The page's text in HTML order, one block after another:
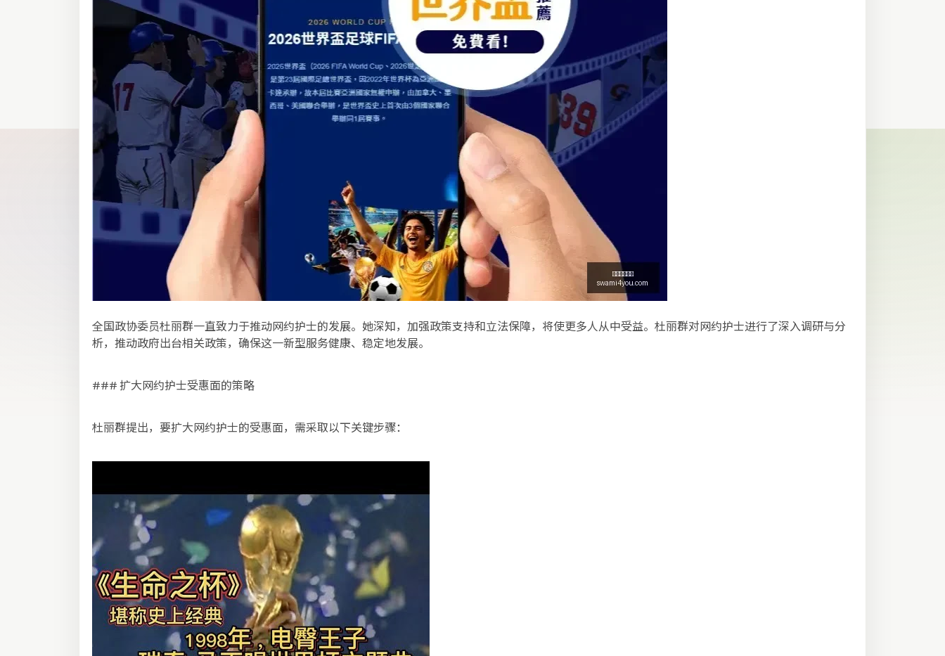
全国政协委员杜丽群一直致力于推动网约护士的发展。她深知，加强政策支持和立法保障，将使更多人从中受益。杜丽群对网约护士进行了深入调研与分
析，推动政府出台相关政策，确保这一新型服务健康、稳定地发展。
### 扩大网约护士受惠面的策略
杜丽群提出，要扩大网约护士的受惠面，需采取以下关键步骤：